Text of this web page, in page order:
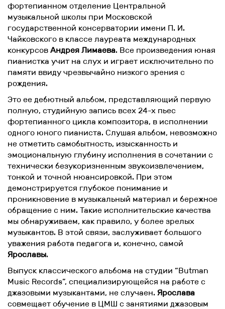
фортепианном отделение Центральной
музыкальной школы при Московской
государственной консерватории имени П. И.
Чайковского в классе лауреата международных
конкурсов Андрея Лимаева. Все произведения юная
пианистка учит на слух и играет исключительно по
памяти ввиду чрезвычайно низкого зрения с
рождения.
Это ее дебютный альбом, представляющий первую
полную, студийную запись всех 24-х пьес
фортепианного цикла композитора, в исполнении
одного юного пианиста. Слушая альбом, невозможно
не отметить самобытность, изысканность и
эмоциональную глубину исполнения в сочетании с
технически безукоризненным звукоизвлечением,
тонкой и точной нюансировкой. При этом
демонстрируется глубокое понимание и
проникновение в музыкальный материал и бережное
обращение с ним. Такие исполнительские качества
мы обнаруживаем, как правило, у более зрелых
музыкантов. В этой связи, заслуживает большого
уважения работа педагога и, конечно, самой
Ярославы.
Выпуск классического альбома на студии “Butman
Music Records”, специализирующейся на работе с
джазовыми музыкантами, не случаен. Ярослава
совмещает обучение в ЦМШ с занятиями джазовым